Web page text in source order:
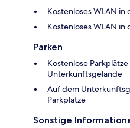
Kostenloses WLAN
Kostenloses WLAN in
Parken
Kostenlose
Unterkunftsgelände
Auf dem
Parkplätze
Sonstige